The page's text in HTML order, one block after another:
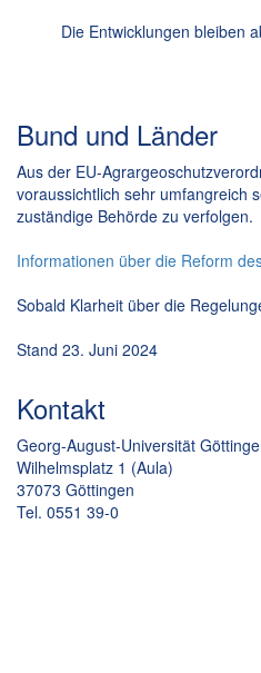
Die Entwicklungen bleiben
Bund und Länder
Aus der EU-
voraussichtlich sehr umfangreich
zuständige Behörde zu verfolgen.
Informationen über die Reform
Sobald Klarheit über die
Stand 23. Juni 2024
Kontakt
Georg-August-Universität
Wilhelmsplatz 1 (Aula)
37073 Göttingen
Tel. 0551 39-0